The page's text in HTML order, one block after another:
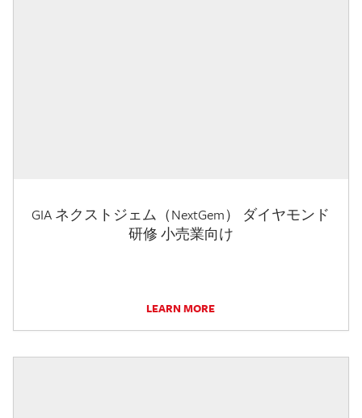
GIA ネクストジェム（NextGem） ダイヤモンド
研修 小売業向け
LEARN MORE